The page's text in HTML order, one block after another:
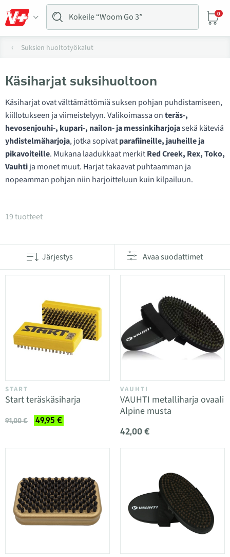
0
Suksien huoltotyökalut
Käsiharjat suksihuoltoon
Käsiharjat ovat välttämättömiä suksen pohjan puhdistamiseen,
kiillotukseen ja viimeistelyyn. Valikoimassa onteräs-,
hevosenjouhi-, kupari-, nailon- ja messinkiharjojasekä käteviä
yhdistelmäharjoja, jotka sopivatparafiineille, jauheille ja
pikavoiteille. Mukana laadukkaat merkitRed Creek, Rex, Toko,
Vauhtija monet muut. Harjat takaavat puhtaamman ja
nopeamman pohjan niin harjoitteluun kuin kilpailuun.
Tuotteet kategoriassa Käsiharjat
19 tuotteet
Järjestys Avaa suodattimet
START
Start teräskäsiharja
91,00 € 49,95 €
VAUHTI
VAUHTI metalliharja ovaali
Alpine musta
42,00 €